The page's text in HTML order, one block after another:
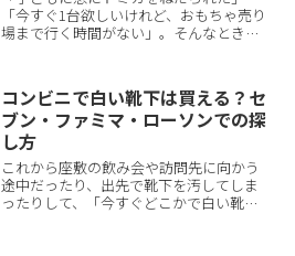
「今すぐ1台欲しいけれど、おもちゃ売り
場まで行く時間がない」。そんなときに
うか。先にポイントだけまとめると、コ
ンビニでトミカが「いつ...
コンビニで白い靴下は買える？セ
ブン・ファミマ・ローソンでの探
し方
これから座敷の飲み会や訪問先に向かう
途中だったり、出先で靴下を汚してしま
ったりして、「今すぐどこかで白い靴下